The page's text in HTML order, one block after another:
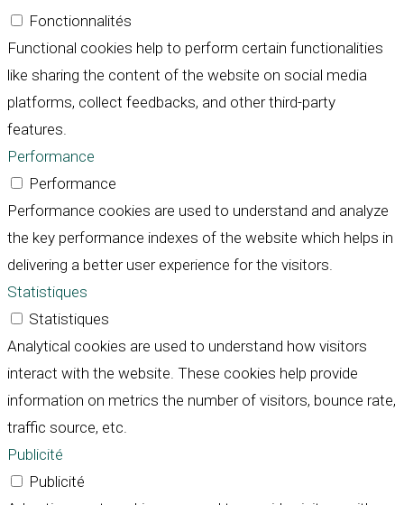
Fonctionnalités
Functional cookies help to perform certain functionalities
like sharing the content of the website on social media
platforms, collect feedbacks, and other third-party
features.
Performance
Performance
Performance cookies are used to understand and analyze
the key performance indexes of the website which helps in
delivering a better user experience for the visitors.
Statistiques
Statistiques
Analytical cookies are used to understand how visitors
interact with the website. These cookies help provide
information on metrics the number of visitors, bounce rate,
traffic source, etc.
Publicité
Publicité